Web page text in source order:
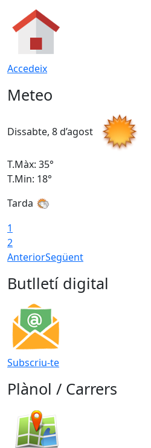
Accedeix
Meteo
Dissabte, 8 d’agost
T.Màx: 35°
T.Min: 18°
Tarda
1
2
AnteriorSegüent
Butlletí digital
Subscriu-te
Plànol / Carrers